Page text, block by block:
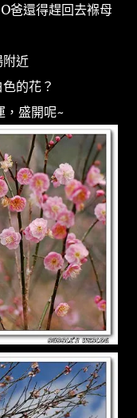
爸還得趕回去褓母
附近
的花？
，盛開呢~